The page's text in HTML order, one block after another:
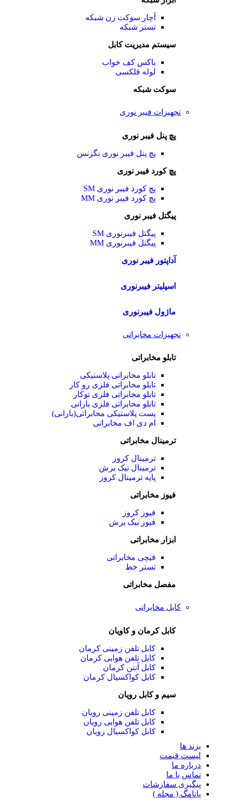
آچار سوکت زن شبکه
تستر شبکه
سیستم مدیریت کابل
باکس کف خواب
لوله فلکسی
سوکت شبکه
تجهیزات فیبر نوری
پچ پنل فیبر نوری
پچ پنل فیبر نوری نگزنس
پچ کورد فیبر نوری
پچ کورد فیبر نوری SM
پچ کورد فیبر نوری MM
پیگتل فیبر نوری
پیگتل فیبرنوری SM
پیگتل فیبرنوری MM
آداپتور فیبر نوری
اسپلیتر فیبرنوری
ماژول فیبرنوری
تجهیزات مخابراتی
تابلو مخابراتی
تابلو مخابراتی پلاستیکی
تابلو مخابراتی فلزی رو کار
تابلو مخابراتی فلزی توکار
تابلو مخابراتی فلزی بارانی
پست پلاستیکی مخابراتی(بارانی)
ام دی اف مخابراتی
ترمینال مخابراتی
ترمینال کروز
ترمینال نیک برش
پایه ترمینال کروز
فیوز مخابراتی
فیوز کروز
فیوز نیک برش
ابزار مخابراتی
قیچی مخابراتی
تستر خط
مفصل مخابراتی
کابل مخابراتی
کابل کرمان و کاویان
کابل تلفن زمینی کرمان
کابل تلفن هوایی کرمان
کابل آنتن کرمان
کابل کواکسیال کرمان
سیم و کابل رویان
کابل تلفن زمینی رویان
کابل تلفن هوایی رویان
کابل کواکسیال رویان
برند ها
لیست قیمت
درباره ما
تماس با ما
پیگیری سفارشات
پانامگ ( مجله )